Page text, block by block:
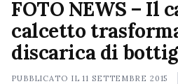
FOTO NEWS – Il
calcetto
discarica di
PUBBLICATO IL11 SETTEMBRE 2015